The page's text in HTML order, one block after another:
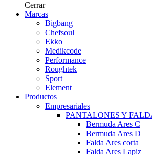
Cerrar
Marcas
Bigbang
Chefsoul
Ekko
Medikcode
Performance
Roughtek
Sport
Element
Productos
Empresariales
PANTALONES Y
Bermuda Ares C
Bermuda Ares D
Falda Ares corta
Falda Ares Lapiz